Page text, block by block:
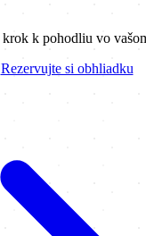
k pohodliu vo
Rezervujte si obhliadku